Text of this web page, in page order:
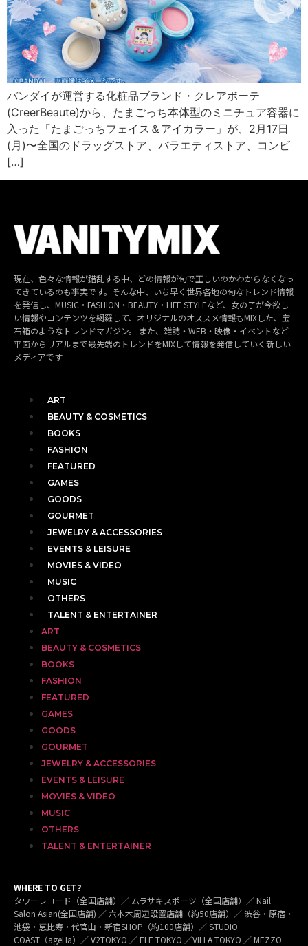
バンダイが運営する化粧品ブランド・クレアボーテ
(CreerBeaute)から、たまごっち本体型のミニチュア容器に
入った「たまごっちフェイス＆アイカラー」が、2月17日
(月)〜全国のドラッグストア、バラエティストア、コンビ
[…]
現在、色々な情報が錯乱する中、どの情報が旬で正しいのかわからなくなっ
てきているのも事実です。そんな中、いち早く世界各地の旬なトレンド情報
を発信し、MUSIC・FASHION・BEAUTY・LIFE STYLEなど、女の子が今欲し
い情報やコンテンツを網羅して、オリジナルのオススメ情報もMIXした、宝
石箱のようなトレンドマガジン。 また、雑誌・WEB・映像・イベントなど
平面からリアルまで最先端のトレンドをMIXして情報を発信していく新しい
メディアです
ART
BEAUTY & COSMETICS
BOOKS
FASHION
FEATURED
GAMES
GOODS
GOURMET
JEWELRY & ACCESSORIES
EVENTS & LEISURE
MOVIES & VIDEO
MUSIC
OTHERS
TALENT & ENTERTAINER
ART
BEAUTY & COSMETICS
BOOKS
FASHION
FEATURED
GAMES
GOODS
GOURMET
JEWELRY & ACCESSORIES
EVENTS & LEISURE
MOVIES & VIDEO
MUSIC
OTHERS
TALENT & ENTERTAINER
WHERE TO GET?
タワーレコード（全国店舗）／ ムラサキスポーツ（全国店舗）／ Nail
Salon Asian(全国店舗) ／ 六本木周辺設置店舗（約50店舗）／ 渋谷・原宿・
池袋・恵比寿・代官山・新宿SHOP（約100店舗）／ STUDIO
COAST（ageHa）／ V2TOKYO ／ ELE TOKYO ／VILLA TOKYO ／ MEZZO